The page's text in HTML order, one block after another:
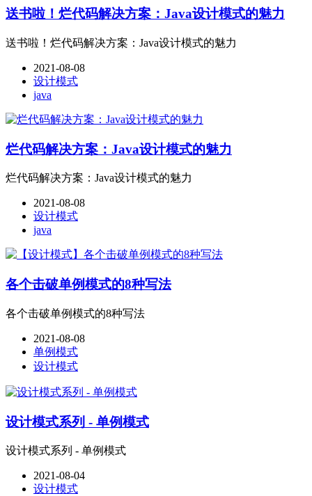
送书啦！烂代码解决方案：Java设计模式的魅力
送书啦！烂代码解决方案：Java设计模式的魅力
2021-08-08
设计模式
java
烂代码解决方案：Java设计模式的魅力
烂代码解决方案：Java设计模式的魅力
2021-08-08
设计模式
java
各个击破单例模式的8种写法
各个击破单例模式的8种写法
2021-08-08
单例模式
设计模式
设计模式系列 - 单例模式
设计模式系列 - 单例模式
2021-08-04
设计模式